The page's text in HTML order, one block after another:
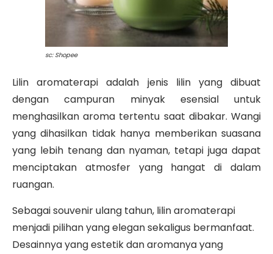
sc: Shopee
Lilin aromaterapi adalah jenis lilin yang dibuat
dengan campuran minyak esensial untuk
menghasilkan aroma tertentu saat dibakar. Wangi
yang dihasilkan tidak hanya memberikan suasana
yang lebih tenang dan nyaman, tetapi juga dapat
menciptakan atmosfer yang hangat di dalam
ruangan.
Sebagai souvenir ulang tahun, lilin aromaterapi
menjadi pilihan yang elegan sekaligus bermanfaat.
Desainnya yang estetik dan aromanya yang